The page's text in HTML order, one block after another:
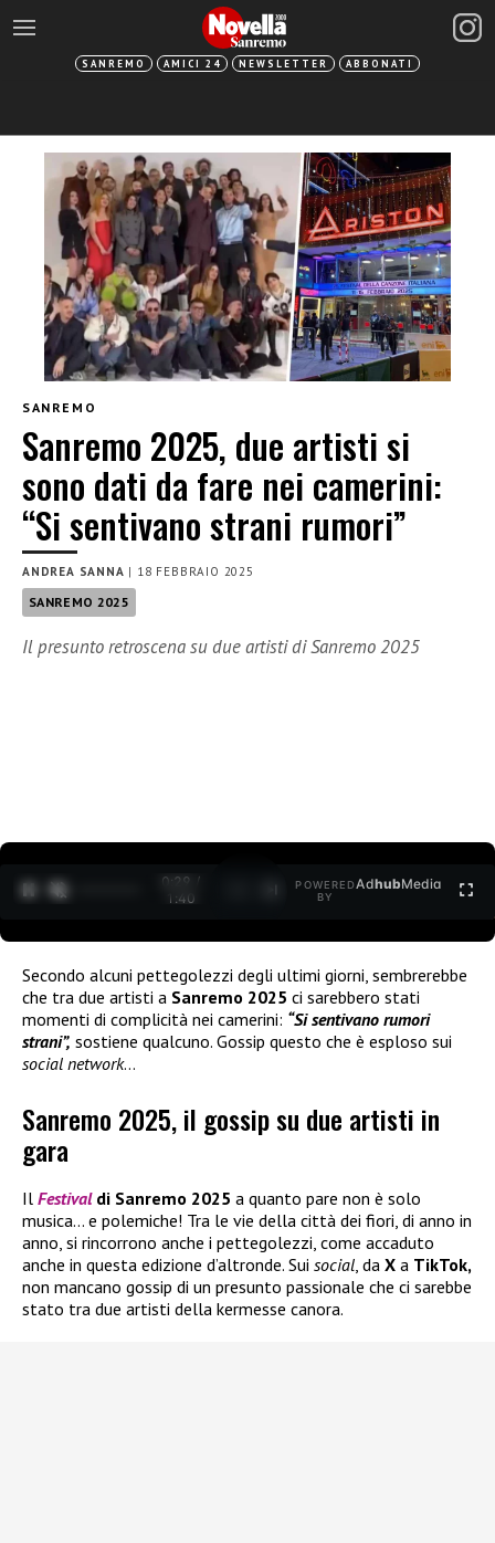
SANREMO AMICI 24 NEWSLETTER ABBONATI
SANREMO
Sanremo 2025, due artisti si
sono dati da fare nei camerini:
“Si sentivano strani rumori”
ANDREA SANNA | 18 FEBBRAIO 2025
SANREMO 2025
Il presunto retroscena su due artisti di Sanremo 2025
0:30 /
1:40
POWERED
BY
AdhubMedia
Secondo alcuni pettegolezzi degli ultimi giorni, sembrerebbe
che tra due artisti a Sanremo 2025 ci sarebbero stati
momenti di complicità nei camerini: “Si sentivano rumori
strani”, sostiene qualcuno. Gossip questo che è esploso sui
social network…
Sanremo 2025, il gossip su due artisti in
gara
Il Festivaldi Sanremo 2025 a quanto pare non è solo
musica… e polemiche! Tra le vie della città dei fiori, di anno in
anno, si rincorrono anche i pettegolezzi, come accaduto
anche in questa edizione d’altronde. Sui social, da X a TikTok,
non mancano gossip di un presunto passionale che ci sarebbe
stato tra due artisti della kermesse canora.